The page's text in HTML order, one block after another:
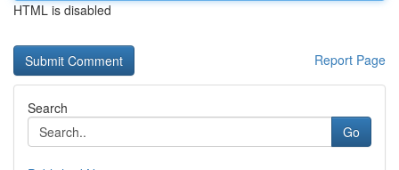
HTML is disabled
Report Page
Search
Go